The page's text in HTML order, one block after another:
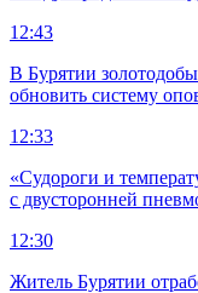
12:43
В Бурятии
обновить систему
12:33
«Судороги и
с двусторонней
12:30
Житель Бурятии